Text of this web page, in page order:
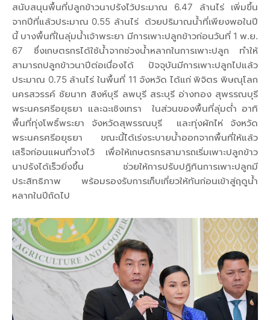
สนับสนุนพื้นที่ปลูกข้าวนาปรังไว้ประมาณ 6.47 ล้านไร่ เพิ่มขึ้น
จากปีที่แล้วประมาณ 0.55 ล้านไร่ ด้วยปริมาณน้ำที่เพียงพอในปี
นี้ บางพื้นที่ในลุ่มน้ำเจ้าพระยา มีการเพาะปลูกข้าวก่อนวันที่ 1 พ.ย.
67 ซึ่งเกษตรกรได้ใช้น้ำจากช่วงน้ำหลากในการเพาะปลูก ทำให้
สามารถปลูกข้าวนาปีต่อเนื่องได้ ปัจจุบันมีการเพาะปลูกไปแล้ว
ประมาณ 0.75 ล้านไร่ ในพื้นที่ 11 จังหวัด ได้แก่ พิจิตร พิษณุโลก
นครสวรรค์ ชัยนาท สิงห์บุรี ลพบุรี สระบุรี อ่างทอง สุพรรณบุรี
พระนครศรีอยุธยา และฉะเชิงเทรา ในส่วนของพื้นที่ลุ่มต่ำ อาทิ
พื้นที่ทุ่งโพธิ์พระยา จังหวัดสุพรรณบุรี และทุ่งผักไห่ จังหวัด
พระนครศรีอยุธยา ขณะนี้ได้เร่งระบายน้ำออกจากพื้นที่ให้แล้ว
เสร็จก่อนแผนที่วางไว้ เพื่อให้เกษตรกรสามารถเริ่มเพาะปลูกข้าว
นาปรังได้เร็วยิ่งขึ้น ช่วยให้การปรับปฏิทินการเพาะปลูกมี
ประสิทธิภาพ พร้อมรองรับการเก็บเกี่ยวให้ทันก่อนเข้าสู่ฤดูน้ำ
หลากในปีถัดไป